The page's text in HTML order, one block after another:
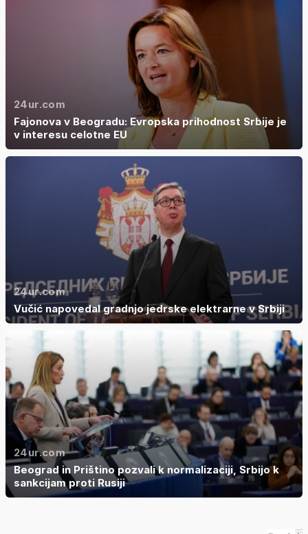
24ur.com
Fajonova v Beogradu: Evropska prihodnost Srbije je
v interesu celotne EU
24ur.com
Vučić napovedal gradnjo jedrske elektrarne v Srbiji
24ur.com
Beograd in Prištino pozvali k normalizaciji, Srbijo k
sankcijam proti Rusiji